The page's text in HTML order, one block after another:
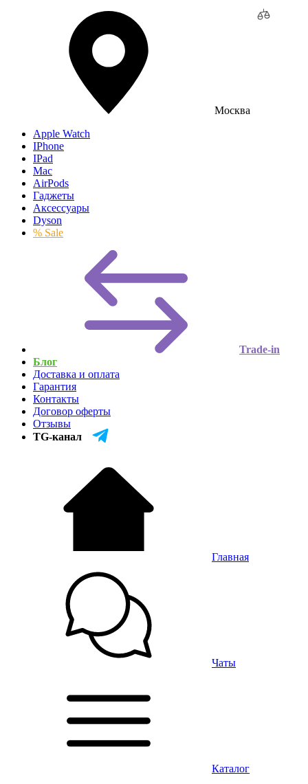
Москва
Apple Watch
IPhone
IPad
Mac
AirPods
Гаджеты
Аксессуары
Dyson
% Sale
Trade-in
Блог
Доставка и оплата
Гарантия
Контакты
Договор оферты
Отзывы
TG-канал
Главная
Чаты
Каталог